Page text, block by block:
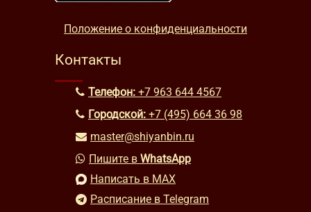
Положение о конфиденциальности
Контакты
Телефон: +7 963 644 4567
Городской: +7 (495) 664 36 98
master@shiyanbin.ru
Пишите в WhatsApp
Написать в MAX
Расписание в Telegram